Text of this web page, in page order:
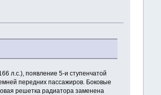
л.с.), появление 5-и ступенчатой
передних пассажиров. Боковые
решетка радиатора заменена